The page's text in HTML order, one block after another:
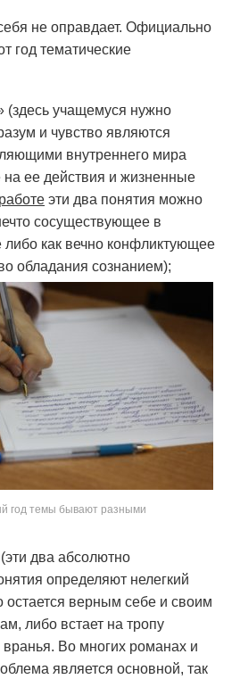
не оправдает. Официально
год тематические
(здесь учащемуся нужно
и чувство являются
внутреннего мира
ее действия и жизненные
работе эти два понятия можно
сосуществующее в
либо как вечно конфликтующее
обладания сознанием);
год темы бывают разными
два абсолютно
определяют нелегкий
остается верным себе и своим
либо встает на тропу
Во многих романах и
является основной, так